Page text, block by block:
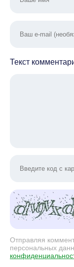
Текст
Отправляя
персональных